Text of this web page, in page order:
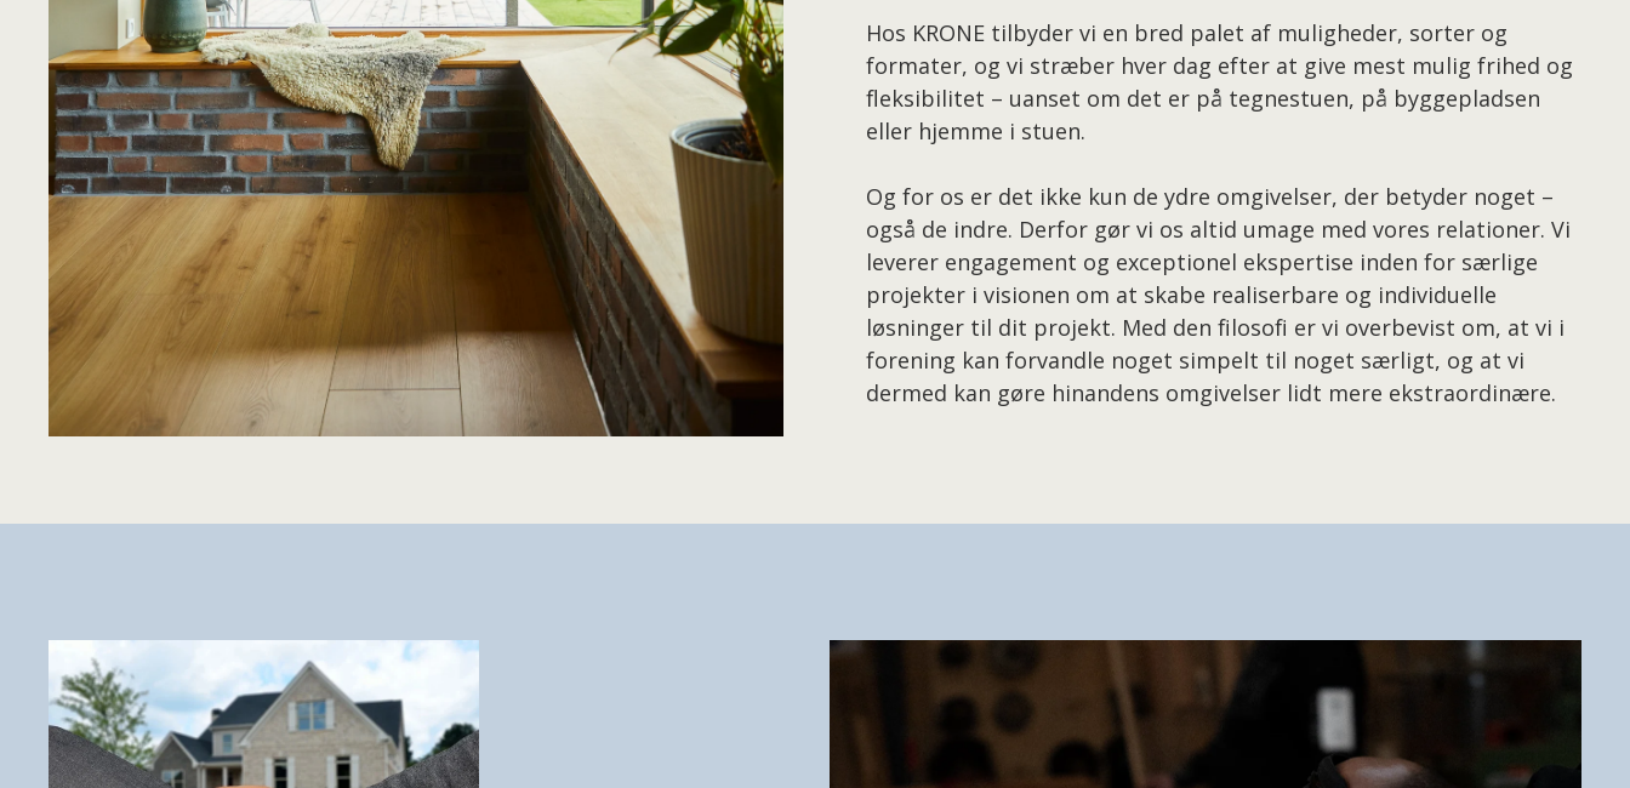
Hos KRONE tilbyder vi en bred palet af muligheder, sorter og
formater, og vi stræber hver dag efter at give mest mulig frihed og
fleksibilitet – uanset om det er på tegnestuen, på byggepladsen
eller hjemme i stuen.
Og for os er det ikke kun de ydre omgivelser, der betyder noget –
også de indre. Derfor gør vi os altid umage med vores relationer. Vi
leverer engagement og exceptionel ekspertise inden for særlige
projekter i visionen om at skabe realiserbare og individuelle
løsninger til dit projekt. Med den filosofi er vi overbevist om, at vi i
forening kan forvandle noget simpelt til noget særligt, og at vi
dermed kan gøre hinandens omgivelser lidt mere ekstraordinære.